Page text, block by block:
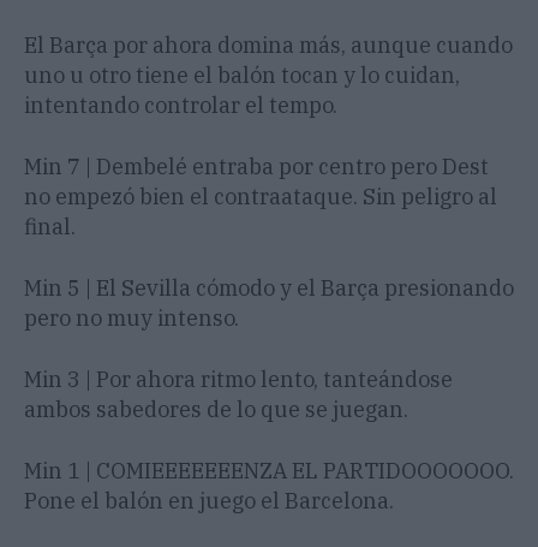
El Barça por ahora domina más, aunque cuando
uno u otro tiene el balón tocan y lo cuidan,
intentando controlar el tempo.
Min 7 | Dembelé entraba por centro pero Dest
no empezó bien el contraataque. Sin peligro al
final.
Min 5 | El Sevilla cómodo y el Barça presionando
pero no muy intenso.
Min 3 | Por ahora ritmo lento, tanteándose
ambos sabedores de lo que se juegan.
Min 1 | COMIEEEEEEENZA EL PARTIDOOOOOOO.
Pone el balón en juego el Barcelona.